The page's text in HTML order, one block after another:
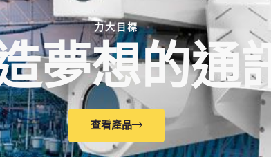
力大目標
夢想的通
查看產品